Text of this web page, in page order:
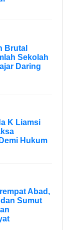
Brutal
Sekolah
Daring
K Liamsi
Hukum
Abad,
Sumut